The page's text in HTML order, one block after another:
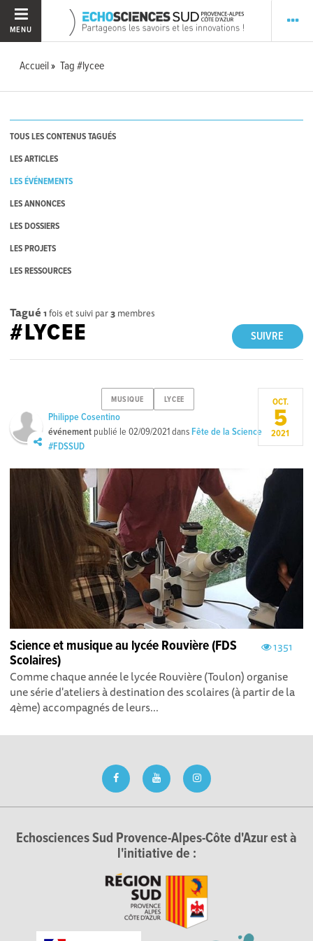
MENU
Accueil Tag #lycee
TOUS LES CONTENUS TAGUÉS
LES ARTICLES
LES ÉVÉNEMENTS
LES ANNONCES
LES DOSSIERS
LES PROJETS
LES RESSOURCES
Tagué 1 fois et suivi par3 membres
SUIVRE
#LYCEE
MUSIQUE LYCEE
Philippe Cosentino
événement publié le02/09/2021dans Fête de la Science
#FDSSUD
OCT.
5
2021
1351
Science et musique au lycée Rouvière (FDS
Scolaires)
Comme chaque année le lycée Rouvière (Toulon) organise
une série d'ateliers à destination des scolaires (à partir de la
4ème) accompagnés de leurs...
Echosciences Sud Provence-Alpes-Côte d'Azur est à
l'initiative de :